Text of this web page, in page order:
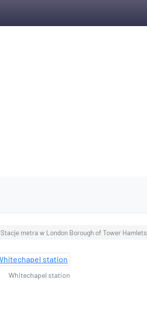
Stacje metra w London Borough of Tower Hamlets
Whitechapel station